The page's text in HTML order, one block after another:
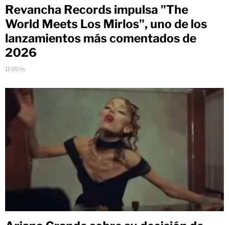
Revancha Records impulsa "The
World Meets Los Mirlos", uno de los
lanzamientos más comentados de
2026
11:55 hs